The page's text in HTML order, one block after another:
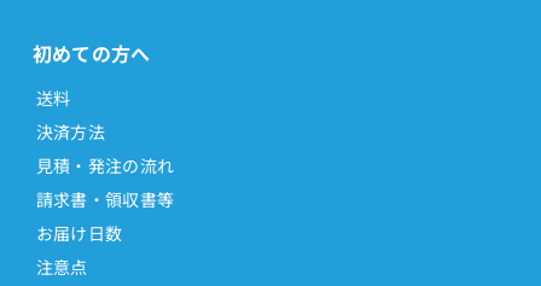
初めての方へ
送料
決済方法
見積・発注の流れ
請求書・領収書等
お届け日数
注意点